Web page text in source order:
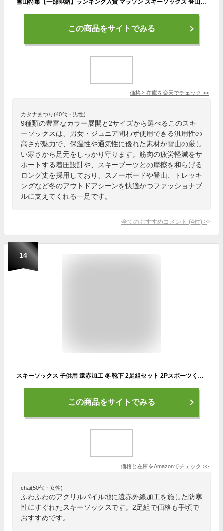
雪山特集【一部即納】ランキング入賞 マラソン スキーソックス 登山 男女通用 9カラー×2サイズ スノボー 靴下 ハイソックス ロングソックス スキーウェア 登山 トレッキング ウォーキング アウトドア ジュニア スノーボード用 男女通用 雪山特集
この商品をサイトでみる
価格と在庫を楽天でチェック >>
カタナまつり(40代・男性)
9種類の豊富なカラー展開と2サイズから選べるこのスキ
ーソックスは、男女・ジュニア問わず使用できる汎用性の
高さが魅力で、保温性や通気性に優れた素材が雪山の厳し
い寒さから足元をしっかり守ります。筋肉の疲労軽減をサ
ポートする着圧設計や、スキーブーツとの摩擦を和らげる
ロング丈を採用しており、スノーボードや登山、トレッキ
ングなど冬のアウトドアシーンを快適かつファッショナブ
ルに支えてくれる一足です。
全てのおすすめコメント (4件) >
14
スキーソックス 子供用 遠赤加工 冬 靴下 2足組セット 2Pスポーツくつした ジュニアサイズ-17832 20～23cm
この商品をサイトでみる
価格と在庫をAmazonでチェック >>
chai(50代・女性)
ふわふわのアクリルパイル地に遠赤外線加工を施した防寒
性にすぐれたスキーソックスです。2足組で価格も手頃で
おすすめです。